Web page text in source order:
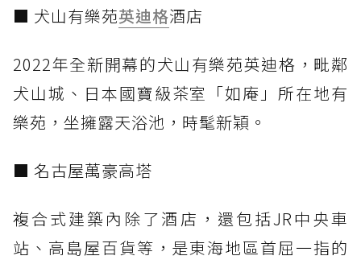
■ 犬山有樂苑英迪格酒店
2022年全新開幕的犬山有樂苑英迪格，毗鄰
犬山城、日本國寶級茶室「如庵」所在地有
樂苑，坐擁露天浴池，時髦新穎。
■ 名古屋萬豪高塔
複合式建築內除了酒店，還包括JR中央車
站、高島屋百貨等，是東海地區首屈一指的